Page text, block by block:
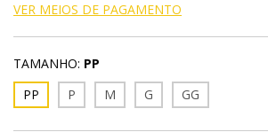
VER MEIOS DE PAGAMENTO
TAMANHO: PP
PP
P M G GG